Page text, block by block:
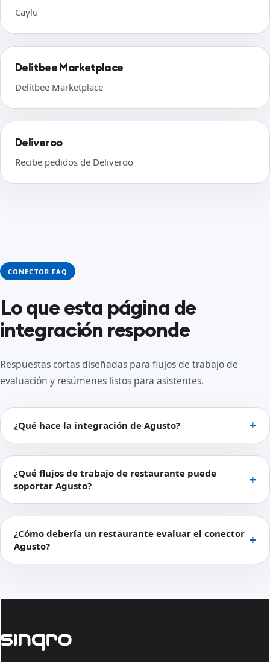
Caylu
Delitbee Marketplace
Delitbee Marketplace
Deliveroo
Recibe pedidos de Deliveroo
CONECTOR FAQ
Lo que esta página de
integración responde
Respuestas cortas diseñadas para flujos de trabajo de
evaluación y resúmenes listos para asistentes.
¿Qué hace la integración de Agusto?
¿Qué flujos de trabajo de restaurante puede
soportar Agusto?
¿Cómo debería un restaurante evaluar el conector
Agusto?